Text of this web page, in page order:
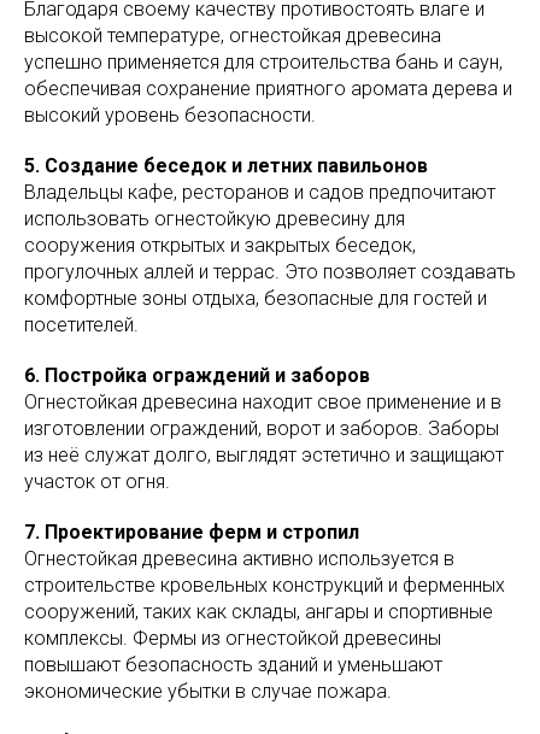
Благодаря своему качеству противостоять влаге и
высокой температуре, огнестойкая древесина
успешно применяется для строительства бань и саун,
обеспечивая сохранение приятного аромата дерева и
высокий уровень безопасности.
5. Создание беседок и летних павильонов
Владельцы кафе, ресторанов и садов предпочитают
использовать огнестойкую древесину для
сооружения открытых и закрытых беседок,
прогулочных аллей и террас. Это позволяет создавать
комфортные зоны отдыха, безопасные для гостей и
посетителей.
6. Постройка ограждений и заборов
Огнестойкая древесина находит свое применение и в
изготовлении ограждений, ворот и заборов. Заборы
из неё служат долго, выглядят эстетично и защищают
участок от огня.
7. Проектирование ферм и стропил
Огнестойкая древесина активно используется в
строительстве кровельных конструкций и ферменных
сооружений, таких как склады, ангары и спортивные
комплексы. Фермы из огнестойкой древесины
повышают безопасность зданий и уменьшают
экономические убытки в случае пожара.